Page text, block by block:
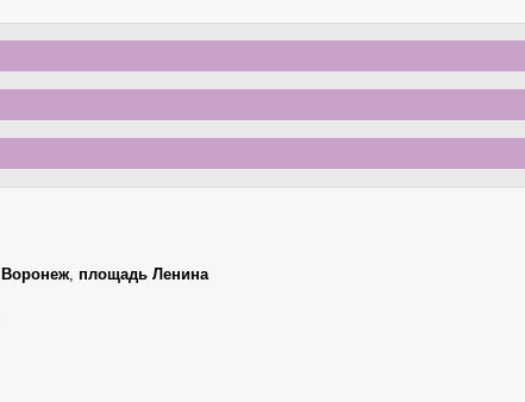
Воронеж, площадь Ленина